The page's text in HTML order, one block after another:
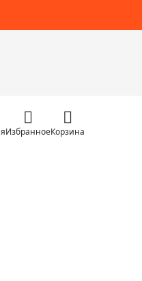
ИзбранноеКорзина